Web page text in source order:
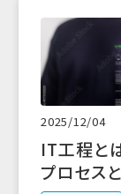
2025/12/04
IT工程と
プロセス